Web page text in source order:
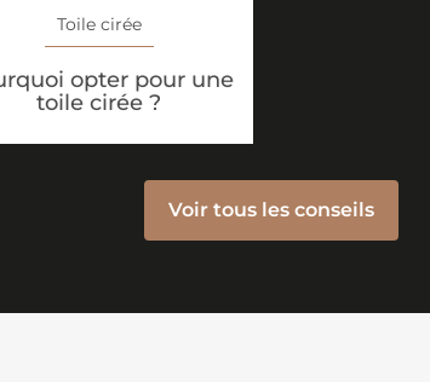
Toile cirée
opter pour une
toile cirée ?
Voir tous les conseils